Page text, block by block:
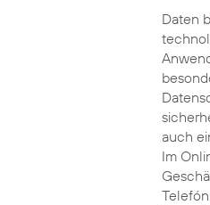
Daten
auch
Im